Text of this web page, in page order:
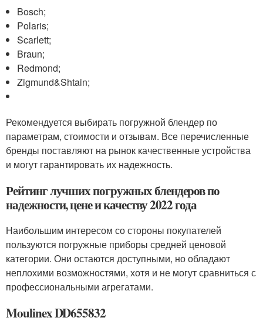
Bosch;
Polaris;
Scarlett;
Braun;
Redmond;
Zigmund&Shtain;
Рекомендуется выбирать погружной блендер по
параметрам, стоимости и отзывам. Все перечисленные
бренды поставляют на рынок качественные устройства
и могут гарантировать их надежность.
Рейтинг лучших погружных блендеров по
надежности, цене и качеству 2022 года
Наибольшим интересом со стороны покупателей
пользуются погружные приборы средней ценовой
категории. Они остаются доступными, но обладают
неплохими возможностями, хотя и не могут сравниться с
профессиональными агрегатами.
Moulinex DD655832